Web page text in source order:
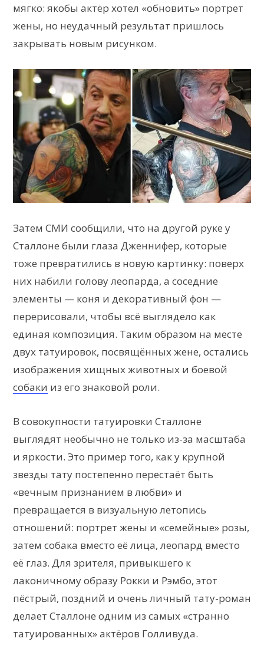
мягко: якобы актёр хотел «обновить» портрет
жены, но неудачный результат пришлось
закрывать новым рисунком.
Затем СМИ сообщили, что на другой руке у
Сталлоне были глаза Дженнифер, которые
тоже превратились в новую картинку: поверх
них набили голову леопарда, а соседние
элементы — коня и декоративный фон —
перерисовали, чтобы всё выглядело как
единая композиция. Таким образом на месте
двух татуировок, посвящённых жене, остались
изображения хищных животных и боевой
собаки из его знаковой роли.
В совокупности татуировки Сталлоне
выглядят необычно не только из-за масштаба
и яркости. Это пример того, как у крупной
звезды тату постепенно перестаёт быть
«вечным признанием в любви» и
превращается в визуальную летопись
отношений: портрет жены и «семейные» розы,
затем собака вместо её лица, леопард вместо
её глаз. Для зрителя, привыкшего к
лаконичному образу Рокки и Рэмбо, этот
пёстрый, поздний и очень личный тату-роман
делает Сталлоне одним из самых «странно
татуированных» актёров Голливуда.